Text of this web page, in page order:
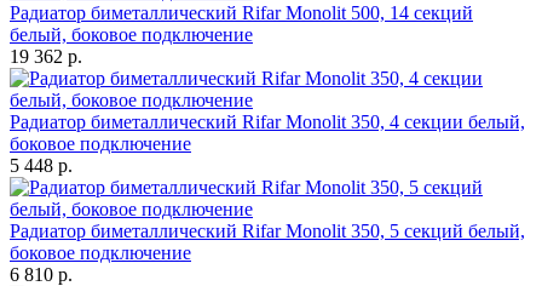
Радиатор биметаллический Rifar Monolit 500, 14 секций
белый, боковое подключение
19 362 р.
Радиатор биметаллический Rifar Monolit 350, 4 секции белый,
боковое подключение
5 448 р.
Радиатор биметаллический Rifar Monolit 350, 5 секций белый,
боковое подключение
6 810 р.